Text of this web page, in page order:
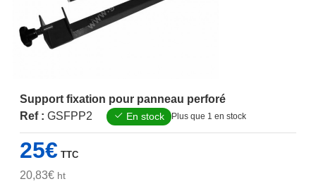
Support fixation pour panneau perforé
Ref : GSFPP2 En stock Plus que 1 en stock
25€ TTC
20,83€ht